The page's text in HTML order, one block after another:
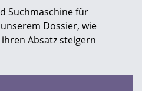
Suchmaschine für
Dossier, wie
Absatz steigern